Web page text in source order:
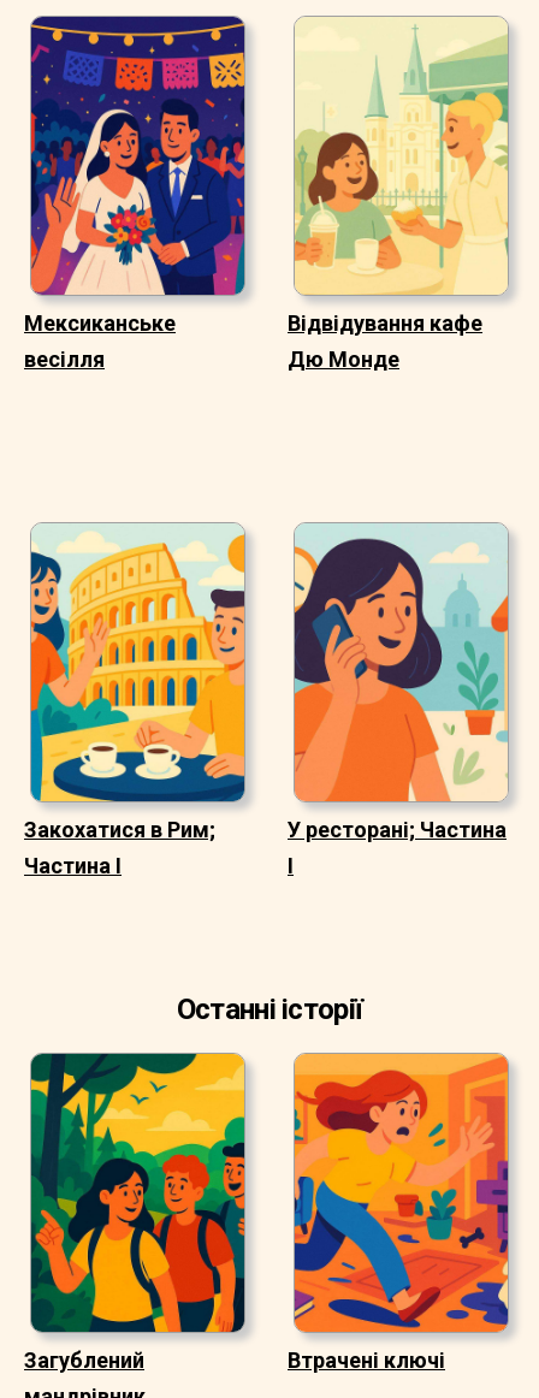
Мексиканське
весілля
Відвідування кафе
Дю Монде
Закохатися в Рим;
Частина I
У ресторані; Частина
I
Останні історії
Загублений
Втрачені ключі